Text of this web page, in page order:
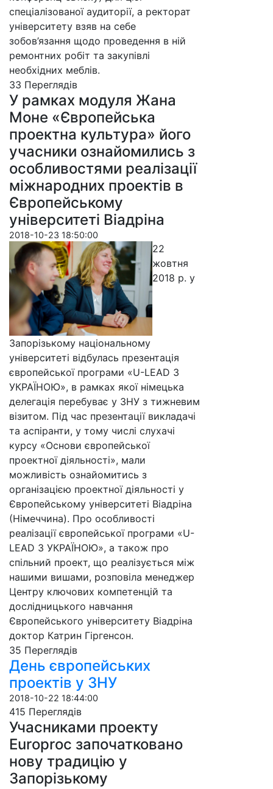
спеціалізованої аудиторії, а ректорат
університету взяв на себе
зобов’язання щодо проведення в ній
ремонтних робіт та закупівлі
необхідних меблів.
33 Пере­гля­дів
У рамках модуля Жана
Моне «Європейська
проектна культура» його
учасники ознайомились з
особливостями реалізації
міжнародних проектів в
Європейському
університеті Віадріна
2018-10-23 18:50:00
22
жовтня
2018 р. у
Запорізькому національному
університеті відбулась презентація
європейської програми «U-LEAD З
УКРАЇНОЮ», в рамках якої німецька
делегація перебуває у ЗНУ з тижневим
візитом. Під час презентації викладачі
та аспіранти, у тому числі слухачі
курсу «Основи європейської
проектної діяльності», мали
можливість ознайомитись з
організацією проектної діяльності у
Європейському університеті Віадріна
(Німеччина). Про особливості
реалізації європейської програми «U-
LEAD З УКРАЇНОЮ», а також про
спільний проект, що реалізується між
нашими вишами, розповіла менеджер
Центру ключових компетенцій та
дослідницького навчання
Європейського університету Віадріна
доктор Катрин Гіргенсон.
35 Пере­гля­дів
День європейських
проектів у ЗНУ
2018-10-22 18:44:00
415 Пере­гля­дів
Учасниками проекту
Europroc започатковано
нову традицію у
Запорізькому